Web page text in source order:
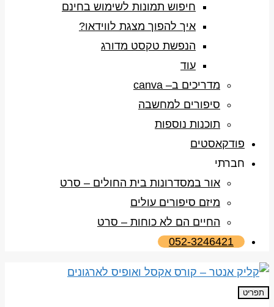
חיפוש תמונות לשימוש בחינם
איך להפוך מצגת לווידאו?
הנפשת טקסט מדורג
עוד
מדריכים ב– canva
סיפורים למחשבה
תוכנות נוספות
פודקאסטים
חברתי
אור במסדרונות בית החולים – סרט
מיזם סיפורים עולים
החיים הם לא כוחות – סרט
052-3246421
תפריט